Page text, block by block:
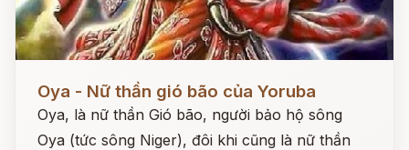
Oya - Nữ thần gió bão của Yoruba
Oya, là nữ thần Gió bão, người bảo hộ sông
Oya (tức sông Niger), đôi khi cũng là nữ thần